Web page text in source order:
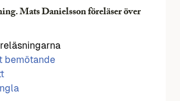
Mats Danielsson föreläser över
bemötande